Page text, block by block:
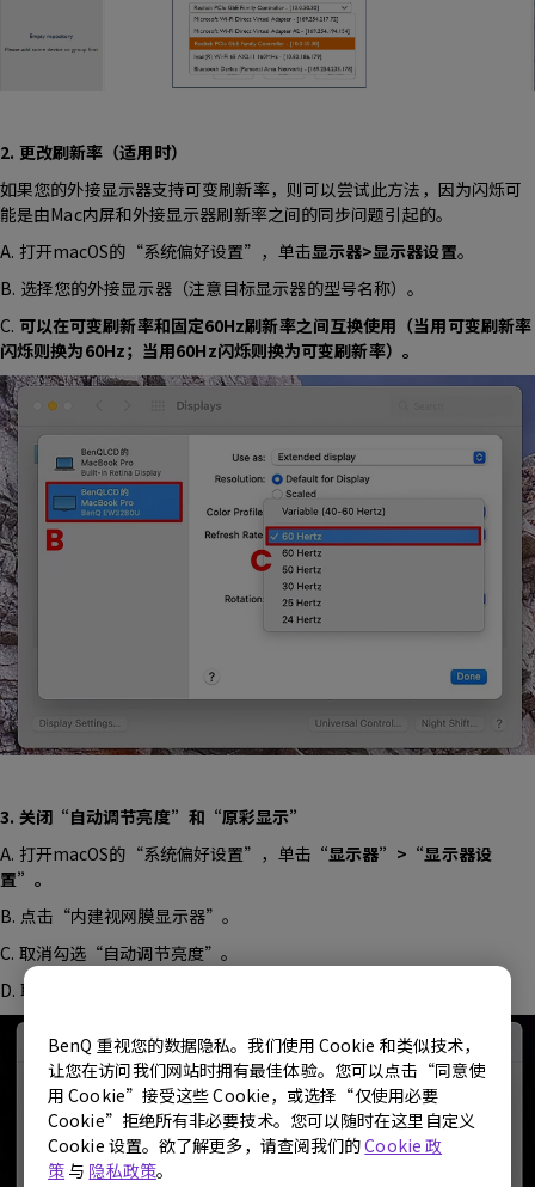
BenQ 重视您的数据隐私。我们使用 Cookie 和类似技术，
让您在访问我们网站时拥有最佳体验。您可以点击“同意使
用 Cookie”接受这些 Cookie，或选择“仅使用必要
Cookie”拒绝所有非必要技术。您可以随时在这里自定义
Cookie 设置。欲了解更多，请查阅我们的Cookie 政
策 与 隐私政策。
2. 更改刷新率（适用时）
如果您的外接显示器支持可变刷新率，则可以尝试此方法，因为闪烁可
能是由Mac内屏和外接显示器刷新率之间的同步问题引起的。
A. 打开macOS的“系统偏好设置”，单击显示器>显示器设置。
B. 选择您的外接显示器（注意目标显示器的型号名称）。
C. 可以在可变刷新率和固定60Hz刷新率之间互换使用（当用可变刷新率
闪烁则换为60Hz；当用60Hz闪烁则换为可变刷新率）。
3. 关闭“自动调节亮度”和“原彩显示”
A. 打开macOS的“系统偏好设置”，单击 “显示器”>“显示器设
置”。
B. 点击“内建视网膜显示器”。
C. 取消勾选“自动调节亮度”。
D. 取消勾选“原彩显示”。